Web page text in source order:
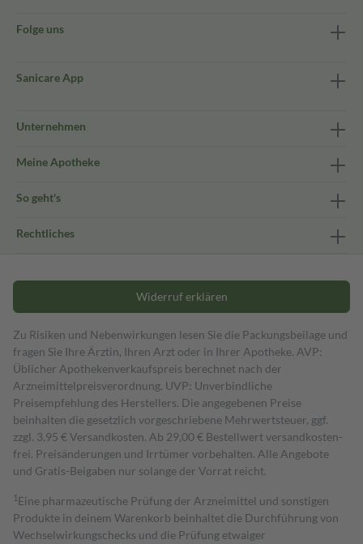
Folge uns
Sanicare App
Unternehmen
Meine Apotheke
So geht's
Rechtliches
Widerruf erklären
Zu Risiken und Nebenwirkungen lesen Sie die Packungsbeilage und
fragen Sie Ihre Ärztin, Ihren Arzt oder in Ihrer Apotheke. AVP:
Üblicher Apothekenverkaufspreis berechnet nach der
Arzneimittelpreisverordnung. UVP: Unverbindliche
Preisempfehlung des Herstellers. Die angegebenen Preise
beinhalten die gesetzlich vorgeschriebene Mehrwertsteuer, ggf.
zzgl. 3,95 € Versandkosten. Ab 29,00 € Bestell­wert versand­kosten­
frei. Preisänderungen und Irrtümer vorbehalten. Alle Angebote
und Gratis-Beigaben nur solange der Vorrat reicht.
1 Eine pharmazeutische Prüfung der Arzneimittel und sonstigen
Produkte in deinem Warenkorb beinhaltet die Durchführung von
Wechselwirkungschecks und die Prüfung etwaiger